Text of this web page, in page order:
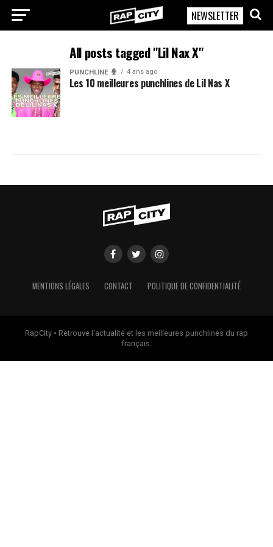
RapCity
NEWSLETTER
All posts tagged "Lil Nax X"
PUNCHLINE 4 ans ago
Les 10 meilleures punchlines de Lil Nas X
MENTIONS LÉGALES CONTACT POLITIQUE DE CONFIDENTIALITÉ
RapCity • Retrouve l'actualité et les meilleures punchlines du rap
français.